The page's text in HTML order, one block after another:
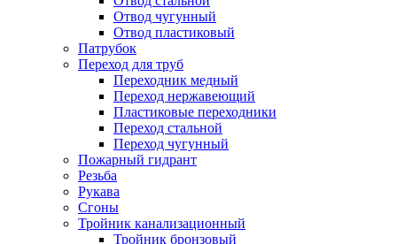
Отвод чугунный
Отвод пластиковый
Патрубок
Переход для труб
Переходник медный
Переход нержавеющий
Пластиковые переходники
Переход стальной
Переход чугунный
Пожарный гидрант
Резьба
Рукава
Сгоны
Тройник канализационный
Тройник бронзовый